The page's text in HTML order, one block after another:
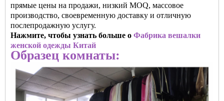
прямые цены на продажи, низкий MOQ, массовое
производство, своевременную доставку и отличную
послепродажную услугу.
Нажмите, чтобы узнать больше о Фабрика вешалки
женской одежды Китай
Образец комнаты: